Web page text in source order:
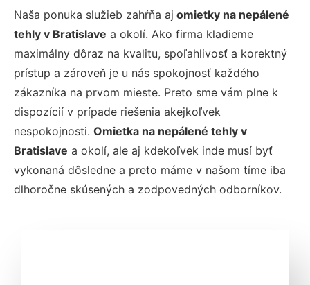
Naša ponuka služieb zahŕňa aj omietky na nepálené
tehly v Bratislave a okolí. Ako firma kladieme
maximálny dôraz na kvalitu, spoľahlivosť a korektný
prístup a zároveň je u nás spokojnosť každého
zákazníka na prvom mieste. Preto sme vám plne k
dispozícií v prípade riešenia akejkoľvek
nespokojnosti. Omietka na nepálené tehly v
Bratislave a okolí, ale aj kdekoľvek inde musí byť
vykonaná dôsledne a preto máme v našom tíme iba
dlhoročne skúsených a zodpovedných odborníkov.